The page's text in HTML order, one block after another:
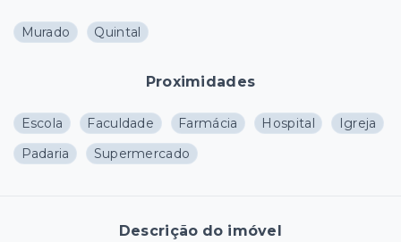
Murado Quintal
Proximidades
Escola Faculdade Farmácia Hospital
Igreja
Padaria
Supermercado
Descrição do imóvel